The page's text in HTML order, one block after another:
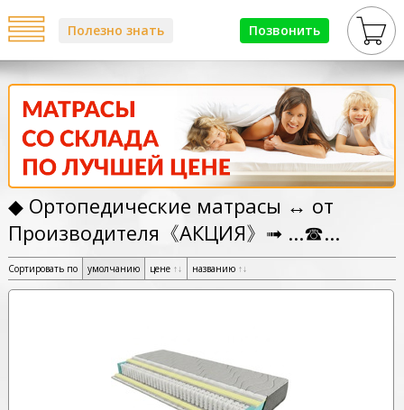
Позвонить
Полезно знать
◆ Ортопедические матрасы ↔ от
Производителя《АКЦИЯ》➟ ...☎...
Сортировать по умолчанию цене ↑↓ названию ↑↓